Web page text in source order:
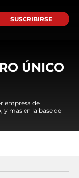
SUSCRIBIRSE
ÚNICO
empresa de
y mas en la base de